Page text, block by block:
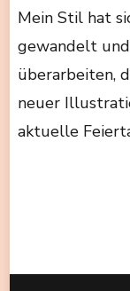
Mein Stil hat
gewandelt
überarbeiten,
neuer
aktuelle